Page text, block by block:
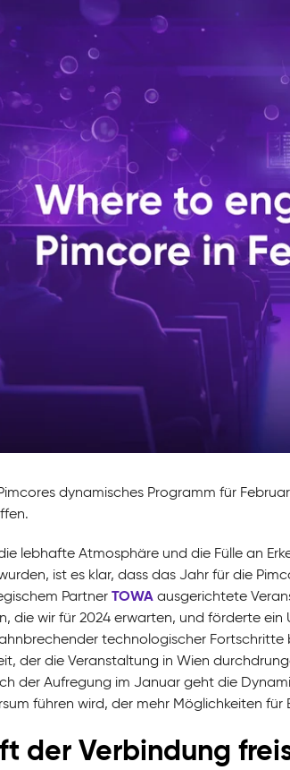
dynamisches Programm für
lebhafte Atmosphäre und die Fülle an
ist es klar, dass das Jahr für die
Partner TOWAausgerichtete
die wir für 2024 erwarten, und förderte
technologischer Fortschritte
der die Veranstaltung in Wien
der Aufregung im Januar geht die
führen wird, der mehr Möglichkeiten
der Verbindung